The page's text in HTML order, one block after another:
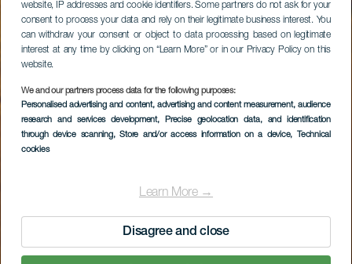
website, IP addresses and cookie identifiers. Some partners do not ask for your
consent to process your data and rely on their legitimate business interest. You
can withdraw your consent or object to data processing based on legitimate
interest at any time by clicking on “Learn More” or in our Privacy Policy on this
website.
We and our partners process data for the following purposes:
Personalised advertising and content, advertising and content measurement, audience
research and services development, Precise geolocation data, and identification
through device scanning, Store and/or access information on a device, Technical
cookies
Learn More →
Disagree and close